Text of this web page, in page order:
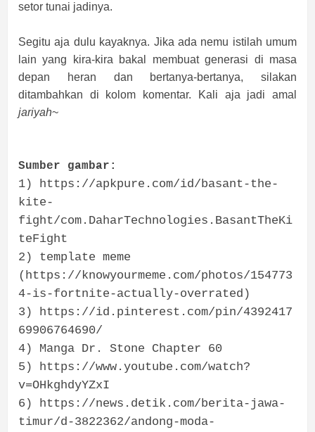
setor tunai jadinya.
Segitu aja dulu kayaknya. Jika ada nemu istilah umum
lain yang kira-kira bakal membuat generasi di masa
depan heran dan bertanya-bertanya, silakan
ditambahkan di kolom komentar. Kali aja jadi amal
jariyah~
Sumber gambar:
1) https://apkpure.com/id/basant-the-
kite-
fight/com.DaharTechnologies.BasantTheKi
teFight
2) template meme
(https://knowyourmeme.com/photos/154773
4-is-fortnite-actually-overrated)
3) https://id.pinterest.com/pin/4392417
69906764690/
4) Manga Dr. Stone Chapter 60
5) https://www.youtube.com/watch?
v=OHkghdyYZxI
6) https://news.detik.com/berita-jawa-
timur/d-3822362/andong-moda-